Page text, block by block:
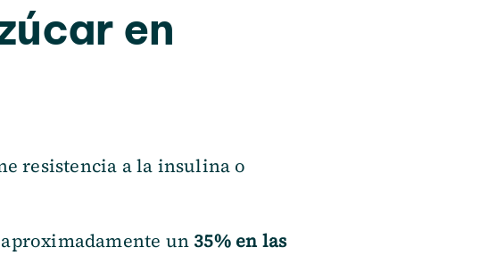
en
resistencia a la insulina o
un 35% en las